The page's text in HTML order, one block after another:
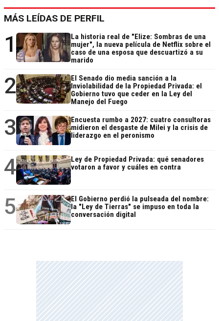
MÁS LEÍDAS DE PERFIL
1
La historia real de "Elize: Sombras de una
mujer", la nueva película de Netflix sobre el
caso de una esposa que descuartizó a su
marido
2
El Senado dio media sanción a la
Inviolabilidad de la Propiedad Privada: el
Gobierno tuvo que ceder en la Ley del
Manejo del Fuego
3
Encuesta rumbo a 2027: cuatro consultoras
midieron el desgaste de Milei y la crisis de
liderazgo en el peronismo
4
Ley de Propiedad Privada: qué senadores
votaron a favor y cuáles en contra
5
El Gobierno perdió la pulseada del nombre:
la "Ley de Tierras" se impuso en toda la
conversación digital